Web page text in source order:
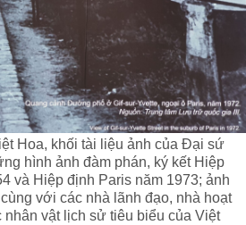
Hoa, khối tài liệu ảnh của Đại sứ
hình ảnh đàm phán, ký kết Hiệp
và Hiệp định Paris năm 1973; ảnh
với các nhà lãnh đạo, nhà hoạt
nhân vật lịch sử tiêu biểu của Việt